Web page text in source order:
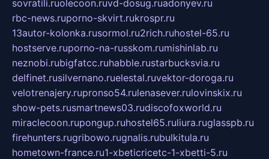
sovratili.ruolecoon.ruvd-dosug.ruadonyev.ru
rbc-news.ruporno-skvirt.rukrospr.ru
13autor-kolonka.rusormol.ru2rich.ruhostel-65.ru
hostserve.ruporno-na-russkom.rumishinlab.ru
neznobi.rubigfatcc.ruhabble.rustarbucksvia.ru
delfinet.rusilvernano.ruelestal.ruvektor-doroga.ru
velotrenajery.rupronso54.rulenasever.rulovinskix.ru
show-pets.rusmartnews03.rudiscofoxworld.ru
miraclecoon.rupongup.ruhostel65.ruliura.ruglasspb.ru
firehunters.rugribowo.rugnalis.rubulkitula.ru
hometown-france.ru1-xbeticricetc-1-xbetti-5.ru